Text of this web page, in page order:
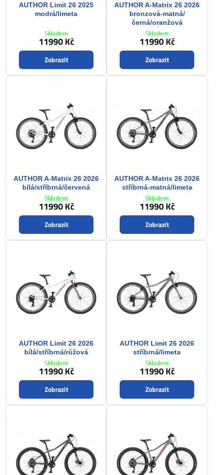
AUTHOR Limit 26 2025
modrá/limeta
Skladem
11990 Kč
Zobrazit
AUTHOR A-Matrix 26 2026
bronzová-matná/
černá/oranžová
Skladem
11990 Kč
Zobrazit
AUTHOR A-Matrix 26 2026
bílá/stříbrná/červená
Skladem
11990 Kč
Zobrazit
AUTHOR A-Matrix 26 2026
stříbrná-matná/limeta
Skladem
11990 Kč
Zobrazit
AUTHOR Limit 26 2026
bílá/stříbrná/růžová
Skladem
11990 Kč
Zobrazit
AUTHOR Limit 26 2026
stříbrná/limeta
Skladem
11990 Kč
Zobrazit